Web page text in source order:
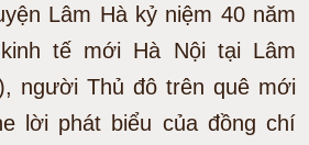
Lâm Hà kỷ niệm 40 năm
tế mới Hà Nội tại Lâm
người Thủ đô trên quê mới
lời phát biểu của đồng chí